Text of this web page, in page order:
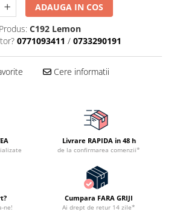
ADAUGA IN COS
C192 Lemon
0771093411 / 0733290191
Cere informatii
Livrare RAPIDA in 48 h
de la confirmarea comenzii*
ne!
Cumpara FARA GRIJI
Ai drept de retur 14 zile*